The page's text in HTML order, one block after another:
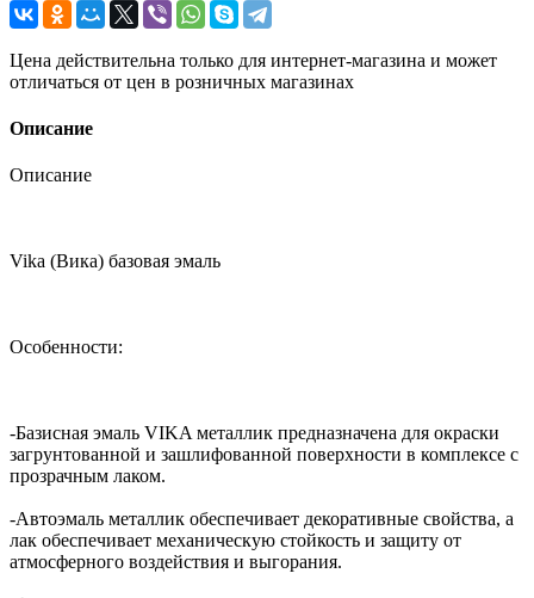
Цена действительна только для интернет-магазина и может
отличаться от цен в розничных магазинах
Описание
Описание
Vika (Вика) базовая эмаль
Особенности:
-Базисная эмаль VIKA металлик предназначена для окраски
загрунтованной и зашлифованной поверхности в комплексе с
прозрачным лаком.
-Автоэмаль металлик обеспечивает декоративные свойства, а
лак обеспечивает механическую стойкость и защиту от
атмосферного воздействия и выгорания.